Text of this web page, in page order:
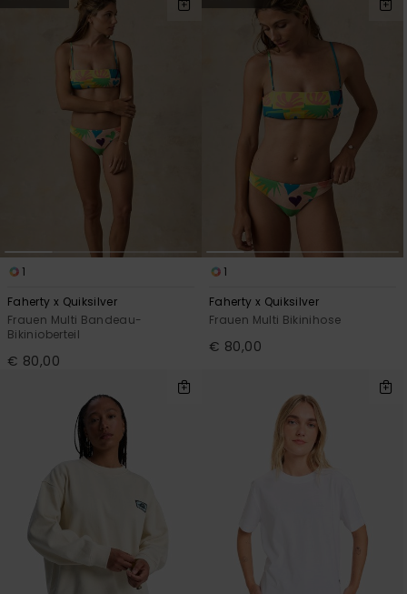
Kontaktformular.
1
Faherty x Quiksilver
Frauen Multi Bandeau-
Bikinioberteil
€ 80,00
1
Faherty x Quiksilver
Frauen Multi Bikinihose
€ 80,00